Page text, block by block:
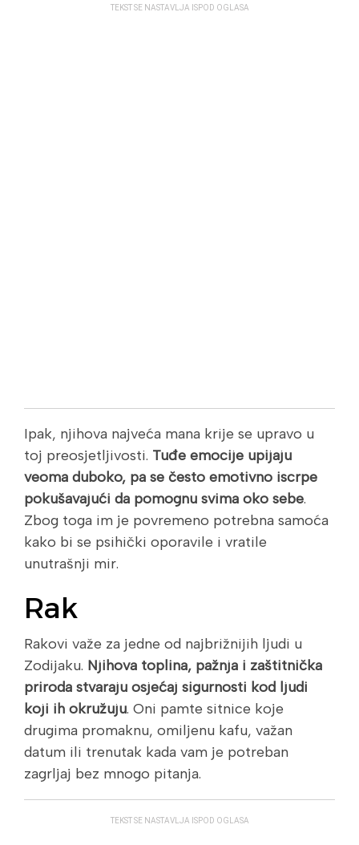
TEKST SE NASTAVLJA ISPOD OGLASA
Ipak, njihova najveća mana krije se upravo u
toj preosjetljivosti. Tuđe emocije upijaju
veoma duboko, pa se često emotivno iscrpe
pokušavajući da pomognu svima oko sebe.
Zbog toga im je povremeno potrebna samoća
kako bi se psihički oporavile i vratile
unutrašnji mir.
Rak
Rakovi važe za jedne od najbrižnijih ljudi u
Zodijaku. Njihova toplina, pažnja i zaštitnička
priroda stvaraju osjećaj sigurnosti kod ljudi
koji ih okružuju. Oni pamte sitnice koje
drugima promaknu, omiljenu kafu, važan
datum ili trenutak kada vam je potreban
zagrljaj bez mnogo pitanja.
TEKST SE NASTAVLJA ISPOD OGLASA